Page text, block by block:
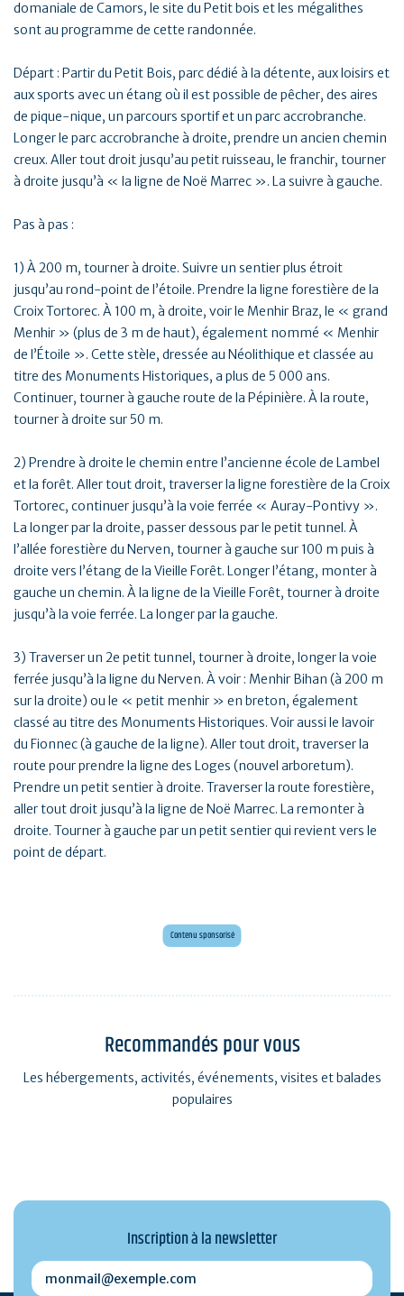
domaniale de Camors, le site du Petit bois et les mégalithes
sont au programme de cette randonnée.
Départ : Partir du Petit Bois, parc dédié à la détente, aux loisirs et
aux sports avec un étang où il est possible de pêcher, des aires
de pique-nique, un parcours sportif et un parc accrobranche.
Longer le parc accrobranche à droite, prendre un ancien chemin
creux. Aller tout droit jusqu’au petit ruisseau, le franchir, tourner
à droite jusqu’à « la ligne de Noë Marrec ». La suivre à gauche.
Pas à pas :
1) À 200 m, tourner à droite. Suivre un sentier plus étroit
jusqu’au rond-point de l’étoile. Prendre la ligne forestière de la
Croix Tortorec. À 100 m, à droite, voir le Menhir Braz, le « grand
Menhir » (plus de 3 m de haut), également nommé « Menhir
de l’Étoile ». Cette stèle, dressée au Néolithique et classée au
titre des Monuments Historiques, a plus de 5 000 ans.
Continuer, tourner à gauche route de la Pépinière. À la route,
tourner à droite sur 50 m.
2) Prendre à droite le chemin entre l’ancienne école de Lambel
et la forêt. Aller tout droit, traverser la ligne forestière de la Croix
Tortorec, continuer jusqu’à la voie ferrée « Auray-Pontivy ».
La longer par la droite, passer dessous par le petit tunnel. À
l’allée forestière du Nerven, tourner à gauche sur 100 m puis à
droite vers l’étang de la Vieille Forêt. Longer l’étang, monter à
gauche un chemin. À la ligne de la Vieille Forêt, tourner à droite
jusqu’à la voie ferrée. La longer par la gauche.
3) Traverser un 2e petit tunnel, tourner à droite, longer la voie
ferrée jusqu’à la ligne du Nerven. À voir : Menhir Bihan (à 200 m
sur la droite) ou le « petit menhir » en breton, également
classé au titre des Monuments Historiques. Voir aussi le lavoir
du Fionnec (à gauche de la ligne). Aller tout droit, traverser la
route pour prendre la ligne des Loges (nouvel arboretum).
Prendre un petit sentier à droite. Traverser la route forestière,
aller tout droit jusqu’à la ligne de Noë Marrec. La remonter à
droite. Tourner à gauche par un petit sentier qui revient vers le
point de départ.
Contenu sponsorisé
Voyagez en Préhistoire !
Recommandés pour vous
Les hébergements, activités, événements, visites et balades
populaires
Inscription à la newsletter
monmail@exemple.com